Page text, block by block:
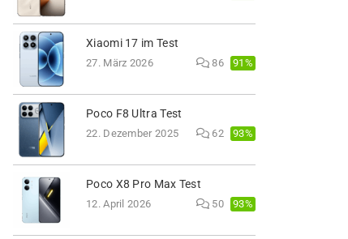
Xiaomi 17 im Test
27. März 2026 86 91%
Poco F8 Ultra Test
22. Dezember 2025 62 93%
Poco X8 Pro Max Test
12. April 2026 50 93%